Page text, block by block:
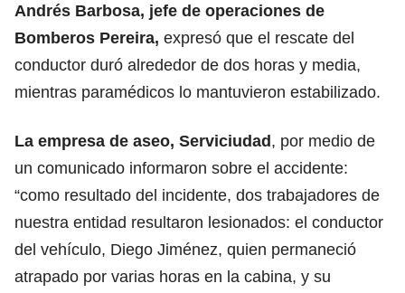
Andrés Barbosa, jefe de operaciones de
Bomberos Pereira, expresó que el rescate del
conductor duró alrededor de dos horas y media,
mientras paramédicos lo mantuvieron estabilizado.
La empresa de aseo, Serviciudad, por medio de
un comunicado informaron sobre el accidente:
“como resultado del incidente, dos trabajadores de
nuestra entidad resultaron lesionados: el conductor
del vehículo, Diego Jiménez, quien permaneció
atrapado por varias horas en la cabina, y su